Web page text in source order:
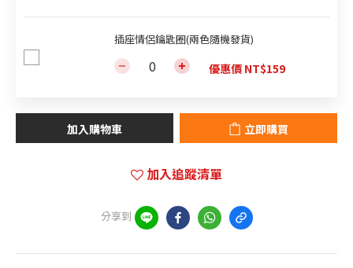
插座情侶鑰匙圈(兩色隨機發貨)
優惠價 NT$159
加入購物車 立即購買
加入追蹤清單
分享到